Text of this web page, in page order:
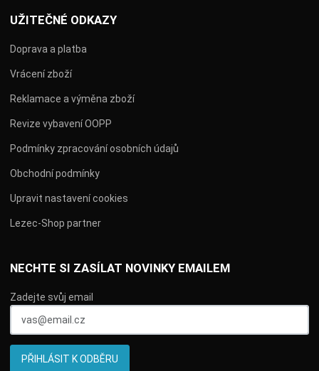
UŽITEČNÉ ODKAZY
Doprava a platba
Vrácení zboží
Reklamace a výměna zboží
Revize vybavení OOPP
Podmínky zpracování osobních údajů
Obchodní podmínky
Upravit nastavení cookies
Lezec-Shop partner
NECHTE SI ZASÍLAT NOVINKY EMAILEM
Zadejte svůj email
PŘIHLÁSIT K ODBĚRU